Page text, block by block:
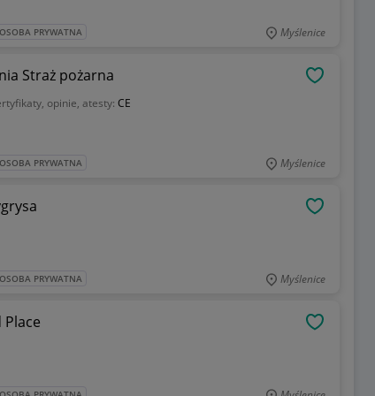
PRYWATNA Myślenice
Straż pożarna
opinie, atesty: CE
PRYWATNA Myślenice
PRYWATNA Myślenice